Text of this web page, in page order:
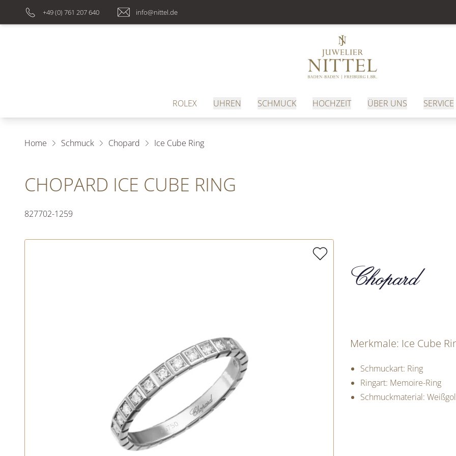
+49 (0) 761 207 640 info@nittel.de
ROLEX UHREN SCHMUCK HOCHZEIT ÜBER UNS SERVICE
Home Schmuck Chopard Ice Cube Ring
CHOPARD ICE CUBE RING
827702-1259
Merkmale: Ice Cube
Schmuckart: Ring
Ringart: Memoire-Ring
Schmuckmaterial: